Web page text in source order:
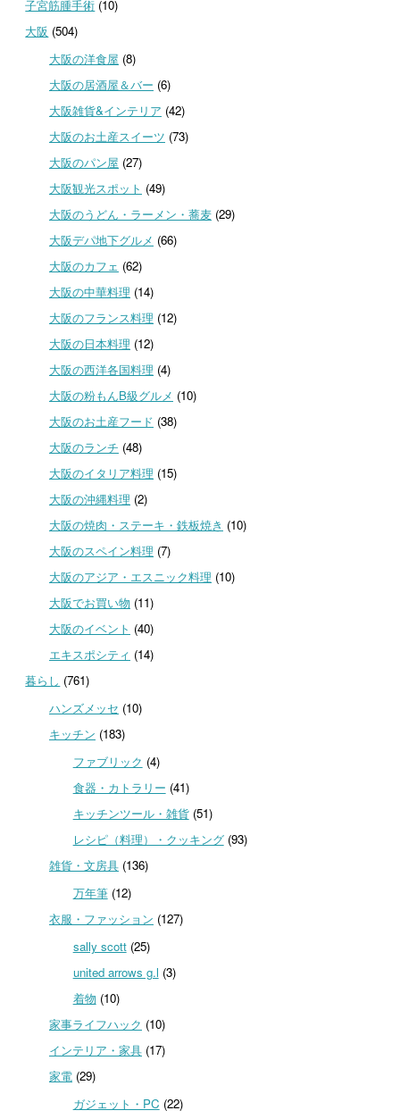
子宮筋腫手術 (10)
大阪 (504)
大阪の洋食屋 (8)
大阪の居酒屋＆バー (6)
大阪雑貨&インテリア (42)
大阪のお土産スイーツ (73)
大阪のパン屋 (27)
大阪観光スポット (49)
大阪のうどん・ラーメン・蕎麦(29)
大阪デパ地下グルメ (66)
大阪のカフェ (62)
大阪の中華料理 (14)
大阪のフランス料理 (12)
大阪の日本料理 (12)
大阪の西洋各国料理 (4)
大阪の粉もんB級グルメ (10)
大阪のお土産フード (38)
大阪のランチ (48)
大阪のイタリア料理 (15)
大阪の沖縄料理 (2)
大阪の焼肉・ステーキ・鉄板焼き (10)
大阪のスペイン料理 (7)
大阪のアジア・エスニック料理 (10)
大阪でお買い物 (11)
大阪のイベント (40)
エキスポシティ (14)
暮らし (761)
ハンズメッセ (10)
キッチン (183)
ファブリック (4)
食器・カトラリー (41)
キッチンツール・雑貨(51)
レシピ（料理）・クッキング(93)
雑貨・文房具(136)
万年筆(12)
衣服・ファッション (127)
sally scott(25)
united arrows g.l (3)
着物 (10)
家事ライフハック (10)
インテリア・家具(17)
家電(29)
ガジェット・PC (22)